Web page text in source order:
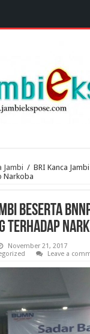
Jambi / BRI Kanca
Narkoba
Beserta
Terhadap
November 21, 2017
Leave a